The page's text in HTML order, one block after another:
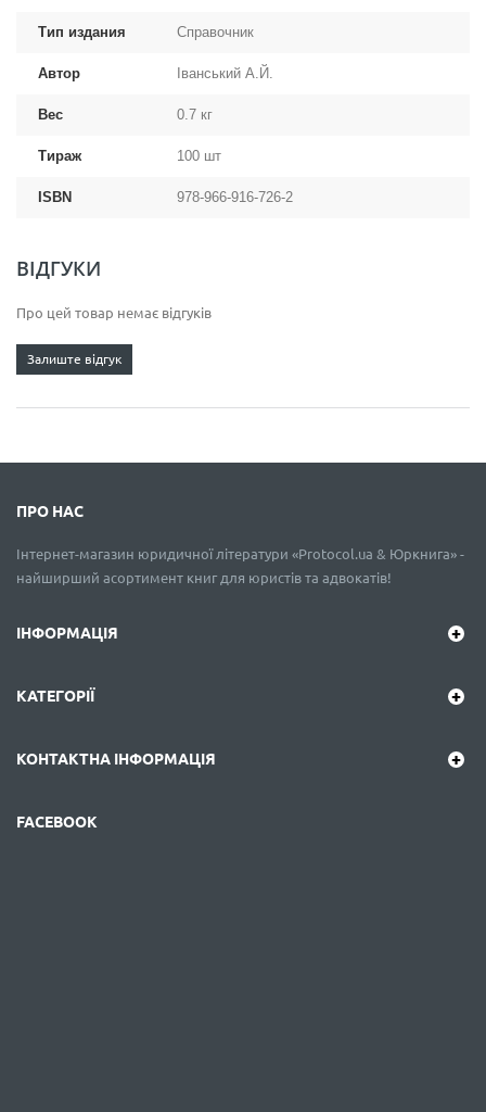
Тип издания Справочник
Автор Іванський А.Й.
Вес 0.7 кг
Тираж 100 шт
ISBN 978-966-916-726-2
ВІДГУКИ
Про цей товар немає відгуків
Залиште відгук
ПРО НАС
Інтернет-магазин юридичної літератури «Protocol.ua & Юркнига» -
найширший асортимент книг для юристів та адвокатів!
ІНФОРМАЦІЯ
КАТЕГОРІЇ
КОНТАКТНА ІНФОРМАЦІЯ
FACEBOOK